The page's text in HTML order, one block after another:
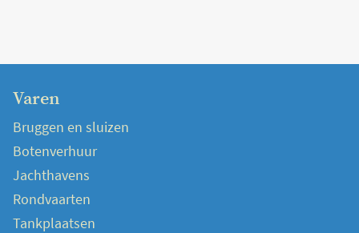
Varen
Bruggen en sluizen
Botenverhuur
Jachthavens
Rondvaarten
Tankplaatsen